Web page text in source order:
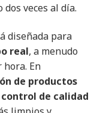
dos veces al día.
diseñada para
real, a menudo
hora. En
de productos
control de calidad